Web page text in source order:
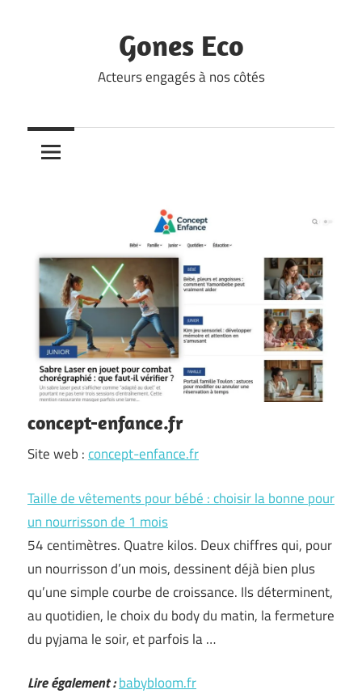
Gones Eco
Acteurs engagés à nos côtés
concept-enfance.fr
Site web :concept-enfance.fr
Taille de vêtements pour bébé : choisir la bonne pour
un nourrisson de 1 mois
54 centimètres. Quatre kilos. Deux chiffres qui, pour
un nourrisson d’un mois, dessinent déjà bien plus
qu’une simple courbe de croissance. Ils déterminent,
au quotidien, le choix du body du matin, la fermeture
du pyjama le soir, et parfois la …
Lire également :babybloom.fr